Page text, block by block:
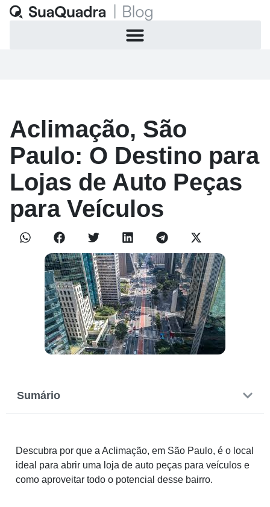
Aclimação, São
Paulo: O Destino para
Lojas de Auto Peças
para Veículos
Sumário
Descubra por que a Aclimação, em São Paulo, é o local
ideal para abrir uma loja de auto peças para veículos e
como aproveitar todo o potencial desse bairro.